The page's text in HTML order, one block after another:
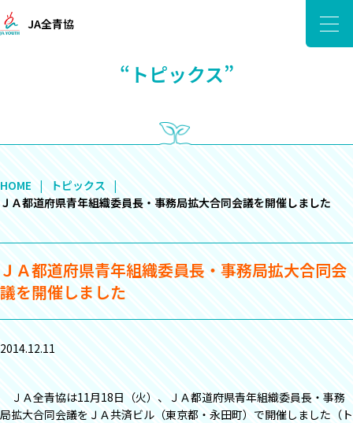
JA全青協
“トピックス”
HOME
トピックス
ＪＡ都道府県青年組織委員長・事務局拡大合同会議を開催しました
ＪＡ都道府県青年組織委員長・事務局拡大合同会
議を開催しました
2014.12.11
ＪＡ全青協は11月18日（火）、ＪＡ都道府県青年組織委員長・事務
局拡大合同会議をＪＡ共済ビル（東京都・永田町）で開催しました（ト